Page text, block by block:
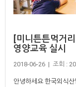
[미니튼튼먹거
영양교육 실시
2018-06-26 | 조회 :
안녕하세요 한국외식